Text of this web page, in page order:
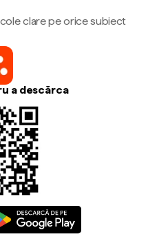
clare pe orice subiect
a descărca